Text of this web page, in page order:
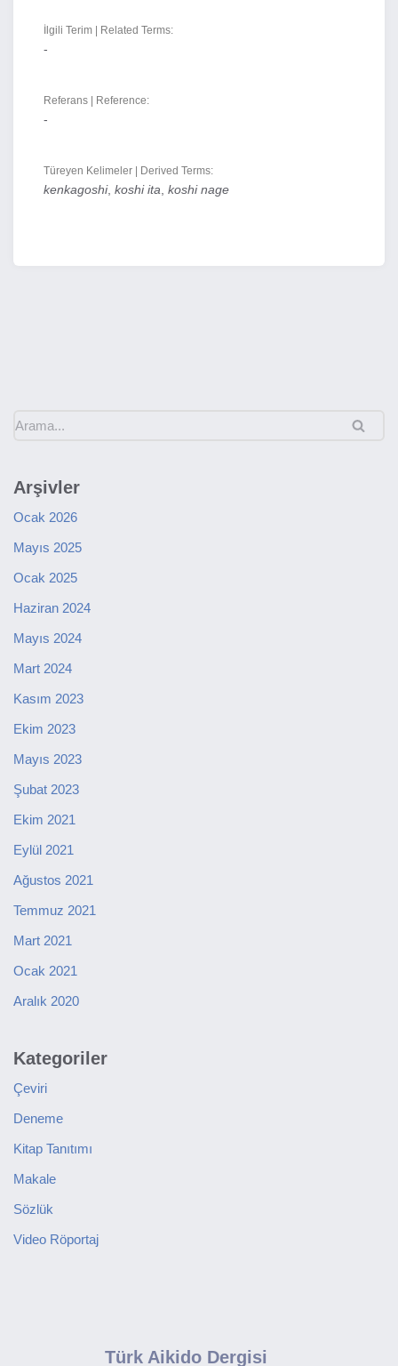
İlgili Terim | Related Terms:
-
Referans | Reference:
-
Türeyen Kelimeler | Derived Terms:
kenkagoshi, koshi ita koshi nage
Arşivler
Ocak 2026
Mayıs 2025
Ocak 2025
Haziran 2024
Mayıs 2024
Mart 2024
Kasım 2023
Ekim 2023
Mayıs 2023
Şubat 2023
Ekim 2021
Eylül 2021
Ağustos 2021
Temmuz 2021
Mart 2021
Ocak 2021
Aralık 2020
Kategoriler
Çeviri
Deneme
Kitap Tanıtımı
Makale
Sözlük
Video Röportaj
Türk Aikido Dergisi